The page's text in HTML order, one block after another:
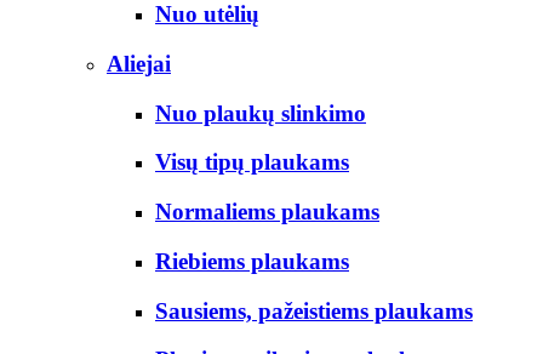
Nuo utėlių
Aliejai
Nuo plaukų slinkimo
Visų tipų plaukams
Normaliems plaukams
Riebiems plaukams
Sausiems, pažeistiems plaukams